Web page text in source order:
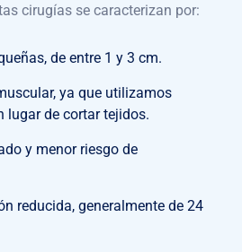
cirugías se caracterizan por:
de entre 1 y 3 cm.
ya que utilizamos
lugar de cortar tejidos.
y menor riesgo de
reducida, generalmente de 24